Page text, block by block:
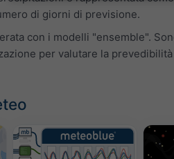
di giorni di previsione.
con i modelli "ensemble".
per valutare la